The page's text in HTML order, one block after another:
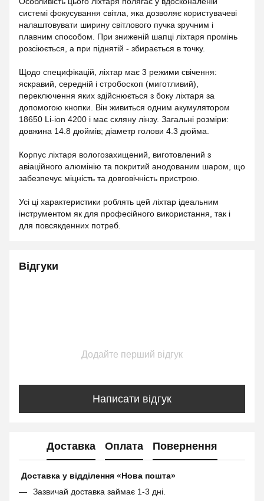
системі фокусування світла, яка дозволяє користувачеві
налаштовувати ширину світлового пучка зручним і
плавним способом. При зниженій шапці ліхтаря промінь
розсіюється, а при піднятій - збирається в точку.
Щодо специфікацій, ліхтар має 3 режими свічення:
яскравий, середній і стробоскоп (миготливий),
переключення яких здійснюється з боку ліхтаря за
допомогою кнопки. Він живиться одним акумулятором
18650 Li-ion 4200 і має скляну лінзу. Загальні розміри:
довжина 14.8 дюймів; діаметр голови 4.3 дюйма.
Корпус ліхтаря вологозахищений, виготовлений з
авіаційного алюмінію та покритий анодованим шаром, що
забезпечує міцність та довговічність пристрою.
Усі ці характеристики роблять цей ліхтар ідеальним
інструментом як для професійного використання, так і
для повсякденних потреб.
Відгуки
Додайте перший відгук
Написати відгук
Доставка Оплата Повернення
Доставка у відділення «Нова пошта»
Зазвичай доставка займає 1-3 дні.